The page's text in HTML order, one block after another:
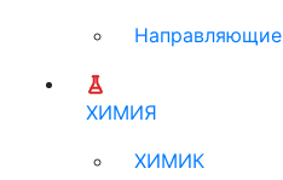
Направляющие
ХИМИЯ
ХИМИК